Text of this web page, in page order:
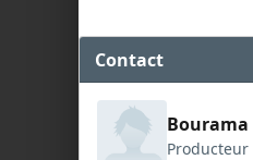
Contact
Bourama
Producteur